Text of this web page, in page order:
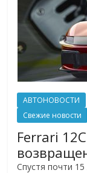
АВТОНОВОСТИ
Свежие новости
Ferrari
Спустя почти